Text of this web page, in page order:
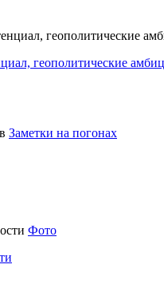
геополитические
Заметки на погонах
Фото